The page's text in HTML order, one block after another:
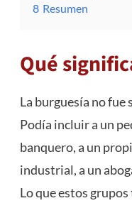
8 Resumen
Qué
La burguesía no fue
Podía incluir a un
banquero, a un
industrial, a un
Lo que estos